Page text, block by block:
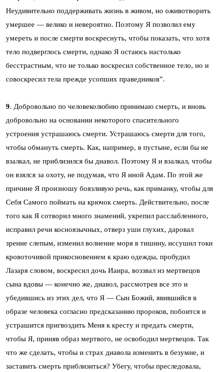
Неудивительно поддерживать жизнь в живом, но оживотворить
умершее — велико и невероятно. Поэтому Я позволил ему
умереть и после смерти воскреснуть, чтобы показать, что хотя
тело подверглось смерти, однако Я остаюсь настолько
бесстрастным, что не только воскресил собственное тело, но и
совоскресил тела прежде усопших праведников”.
9. Добровольно по человеколюбию принимаю смерть, и вновь
добровольно на основании некоторого спасительного
устроения устрашаюсь смерти. Устрашаюсь смерти для того,
чтобы обмануть смерть. Как, например, в пустыне, если бы не
взалкал, не приблизился бы диавол. Поэтому Я и взалкал, чтобы
он взялся за охоту, не подумав, что Я иной Адам. По этой же
причине Я произношу боязливую речь, как приманку, чтобы для
Себя Самого поймать на крючок смерть. Действительно, после
того как Я сотворил много знамений, укрепил расслабленного,
исправил речи косноязычных, отверз уши глухих, даровал
зрение слепым, изменил волнение моря в тишину, иссушил токи
кровоточивой прикосновением к краю одежды, пробудил
Лазаря словом, воскресил дочь Иаира, воззвал из мертвецов
сына вдовы — конечно же, диавол, рассмотрев все это и
убедившись из этих дел, что Я — Сын Божий, явившийся в
образе человека согласно предсказанию пророков, побоится и
устрашится пригвоздить Меня к кресту и предать смерти,
чтобы Я, приняв образ мертвого, не освободил мертвецов. Так
что же сделать, чтобы и страх диавола изменить в безумие, и
заставить смерть приблизиться? Убегу, чтобы преследовала,